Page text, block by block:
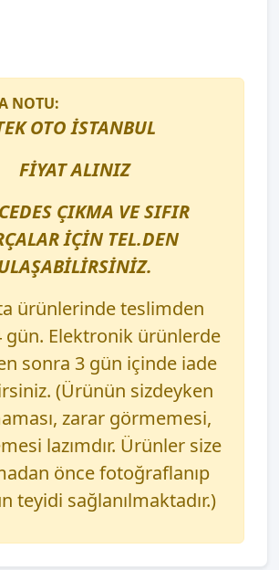
NOTU:
OTO İSTANBUL
FİYAT ALINIZ
ÇIKMA VE SIFIR
İÇİN TEL.DEN
ürünlerinde teslimden
gün. Elektronik ürünlerde
sonra 3 gün içinde iade
(Ürünün sizdeyken
zarar görmemesi,
lazımdır. Ürünler size
önce fotoğraflanıp
teyidi sağlanılmaktadır.)